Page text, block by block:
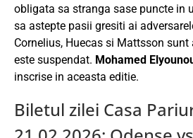
obligata sa stranga sase puncte in
sa astepte pasii gresiti ai
Cornelius, Huecas si Mattsson
este suspendat. Mohamed
inscrise in aceasta editie.
Biletul zilei Casa